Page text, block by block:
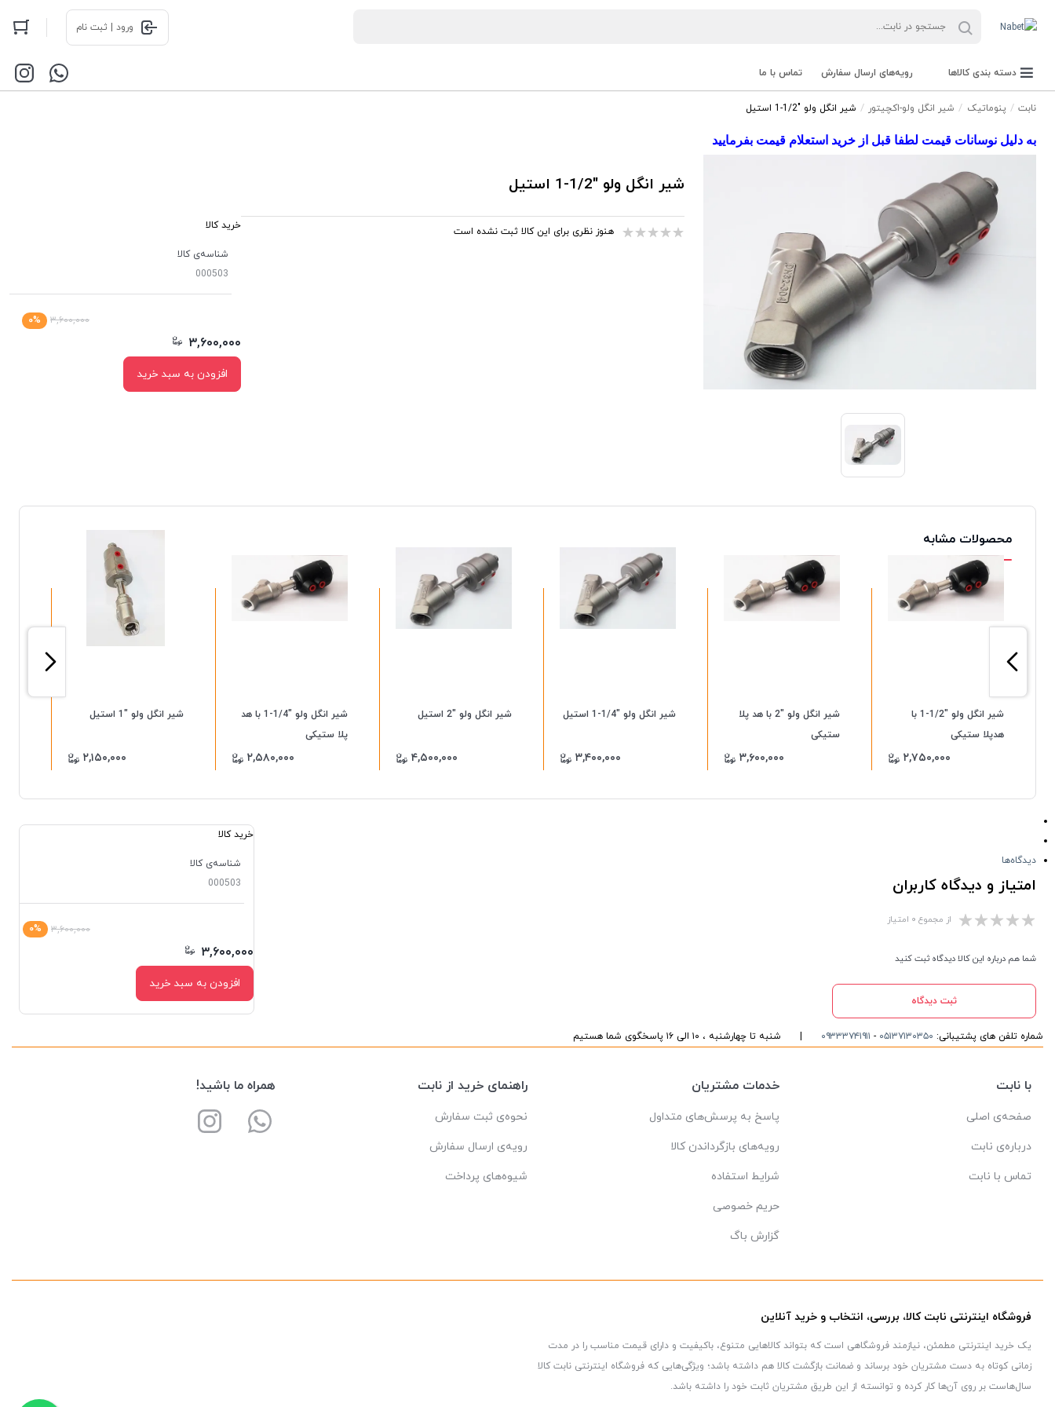
ورود | ثبت نام
دسته بندی کالاها رویه‌های ارسال سفارش تماس با ما
نابت پنوماتیک شیر انگل ولو-اکچیتور شیر انگل ولو "1/2-1 استیل
به دلیل نوسانات قیمت لطفا قبل از خرید استعلام قیمت بفرمایید
شیر انگل ولو "1/2-1 استیل
هنوز نظری برای این کالا ثبت نشده است
خرید کالا
شناسه‌ی کالا
000503
۳,۶۰۰,۰۰۰ ۰%
۳,۶۰۰,۰۰۰
افزودن به سبد خرید
محصولات مشابه
شیر انگل ولو "1/2-1 با
هدپلا ستیکی
۲,۷۵۰,۰۰۰
شیر انگل ولو "2 با هد پلا
ستیکی
۳,۶۰۰,۰۰۰
شیر انگل ولو "1/4-1 استیل
۳,۴۰۰,۰۰۰
شیر انگل ولو "2 استیل
۴,۵۰۰,۰۰۰
شیر انگل ولو "1/4-1 با هد
پلا ستیکی
۲,۵۸۰,۰۰۰
شیر انگل ولو "1 استیل
۲,۱۵۰,۰۰۰
دیدگاه‌ها
امتیاز و دیدگاه کاربران
از مجموع ۰ امتیاز
شما هم درباره این کالا دیدگاه ثبت کنید
ثبت دیدگاه
خرید کالا
شناسه‌ی کالا
000503
۳,۶۰۰,۰۰۰ ۰%
۳,۶۰۰,۰۰۰
افزودن به سبد خرید
شماره تلفن های پشتیبانی: ۰۵۱۳۷۱۳۰۳۵۰ - ۰۹۳۳۳۷۴۱۹۱۱ شنبه تا چهارشنبه ، ۱۰ الی ۱۶ پاسخگوی شما هستیم
با نابت
صفحه‌ی اصلی
درباره‌ی نابت
تماس با نابت
خدمات مشتریان
پاسخ به پرسش‌های متداول
رویه‌های بازگرداندن کالا
شرایط استفاده
حریم خصوصی
گزارش باگ
راهنمای خرید از نابت
نحوه‌ی ثبت سفارش
رویه‌ی ارسال سفارش
شیوه‌های پرداخت
همراه ما باشید!
فروشگاه اینترنتی نابت کالا، بررسی، انتخاب و خرید آنلاین
یک خرید اینترنتی مطمئن، نیازمند فروشگاهی است که بتواند کالاهایی متنوع، باکیفیت و دارای قیمت مناسب را در مدت
زمانی کوتاه به دست مشتریان خود برساند و ضمانت بازگشت کالا هم داشته باشد؛ ویژگی‌هایی که فروشگاه اینترنتی نابت کالا
سال‌هاست بر روی آن‌ها کار کرده و توانسته از این طریق مشتریان ثابت خود را داشته باشد.